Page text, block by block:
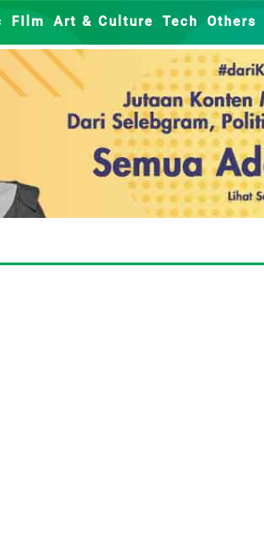
FIlm Art & Culture Tech Others